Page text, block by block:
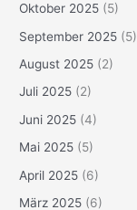
Oktober 2025 (5)
September 2025 (5)
August 2025 (2)
Juli 2025 (2)
Juni 2025 (4)
Mai 2025 (5)
April 2025 (6)
März 2025 (6)